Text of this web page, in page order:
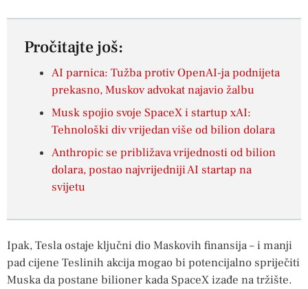
Pročitajte još:
AI parnica: Tužba protiv OpenAI-ja podnijeta
prekasno, Muskov advokat najavio žalbu
Musk spojio svoje SpaceX i startup xAI:
Tehnološki div vrijedan više od bilion dolara
Anthropic se približava vrijednosti od bilion
dolara, postao najvrijedniji AI startap na
svijetu
Ipak, Tesla ostaje ključni dio Maskovih finansija – i manji
pad cijene Teslinih akcija mogao bi potencijalno spriječiti
Muska da postane bilioner kada SpaceX izađe na tržište.